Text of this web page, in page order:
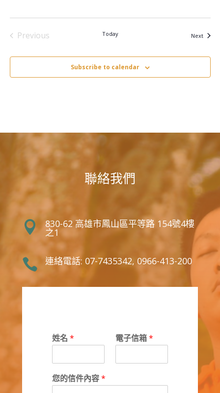
Previous
Today NextEvents
Subscribe to calendar
聯絡我們
 830-62 高雄市鳳山區平等路 154號4樓
之1
 連絡電話: 07-7435342, 0966-413-200
姓名 * 電子信箱*
您的信件內容*